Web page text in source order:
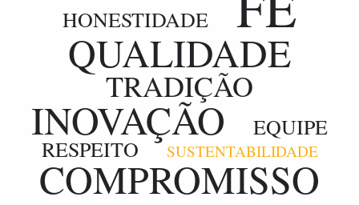
HONESTIDADE
QUALIDADE
TRADIÇÃO
INOVAÇÃO
EQUIPE
RESPEITO
SUSTENTABILIDADE
COMPROMISSO